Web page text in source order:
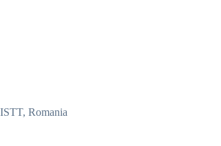
Romania